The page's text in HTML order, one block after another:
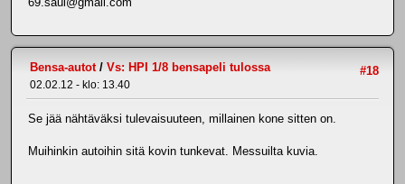
#18
Bensa-autot/ Vs: HPI 1/8 bensapeli tulossa
02.02.12 - klo: 13.40
Se jää nähtäväksi tulevaisuuteen, millainen kone sitten on.
Muihinkin autoihin sitä kovin tunkevat. Messuilta kuvia.